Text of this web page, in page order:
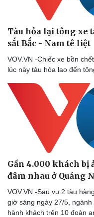
Tàu hỏa lại tông xe
sắt Bắc - Nam tê liệt
VOV.VN -Chiếc xe bồn
lúc này tàu hỏa lao đến
Gần 4.000 khách bị
đâm nhau ở Quảng
VOV.VN -Sau vụ 2 tàu
giờ sáng ngày 27/5,
hành khách trên 10 đoàn